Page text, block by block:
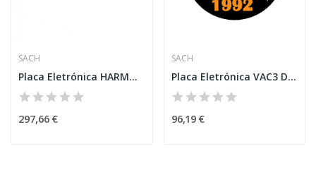
SACH
Placa Eletrónica HARMONY 992/993/994
297,66 €
SACH
Placa Eletrónica VAC3 DYNAMIC 1.5 / 1.7
96,19 €